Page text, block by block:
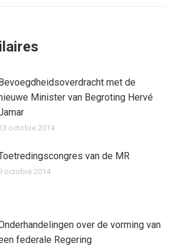
met de
Minister van Begroting Hervé
octobre 2014
van de MR
octobre 2014
over de vorming van
federale Regering